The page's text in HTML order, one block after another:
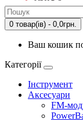
0 товар(ів) - 0,0грн.
Ваш кошик
Категорії
Інструмент
Аксесуари
FM-